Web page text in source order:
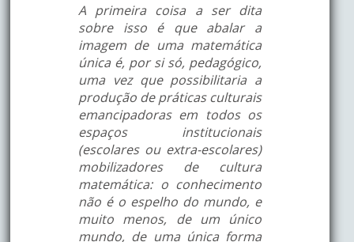
A primeira coisa a ser dita
sobre isso é que abalar a
imagem de uma matemática
única é, por si só, pedagógico,
uma vez que possibilitaria a
produção de práticas culturais
emancipadoras em todos os
espaços institucionais
(escolares ou extra-escolares)
mobilizadores de cultura
matemática: o conhecimento
não é o espelho do mundo, e
muito menos, de um único
mundo, de uma única forma